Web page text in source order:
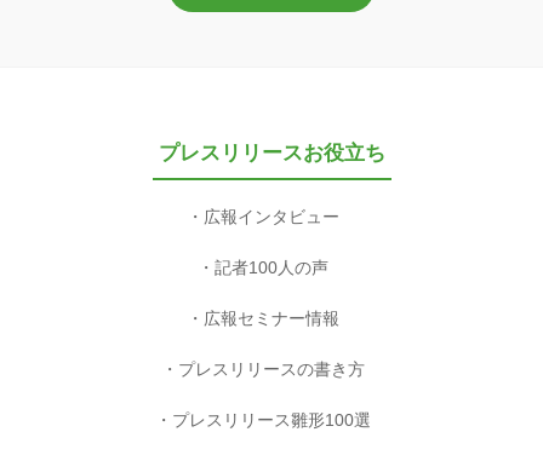
プレスリリースお役立ち
広報インタビュー
記者100人の声
広報セミナー情報
プレスリリースの書き方
プレスリリース雛形100選